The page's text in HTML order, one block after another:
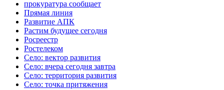
прокуратура сообщает
Прямая линия
Развитие АПК
Растим будущее сегодня
Росреестр
Ростелеком
Село: вектор развития
Село: вчера сегодня завтра
Село: территория развития
Село: точка притяжения